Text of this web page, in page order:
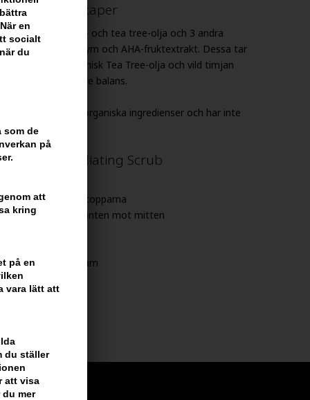
en
socialt
du
som de
på
att
kring
på en
vara lätt att
du ställer
att visa
mer
Scrub egenskaper
sockerrörs- och tea tree-olja och 3 andra
pumpaenzym och AHA-fruktextrakt. Dessa tar
av talg. Organisk Tea Tree-olja och vild timjan
med bättre balans.
minst 70% organiska ingredienser och har inte
Scalp Exfoliating Scrub
krona ut på fingertopparna
från hårkanten mot mitten
och balsam